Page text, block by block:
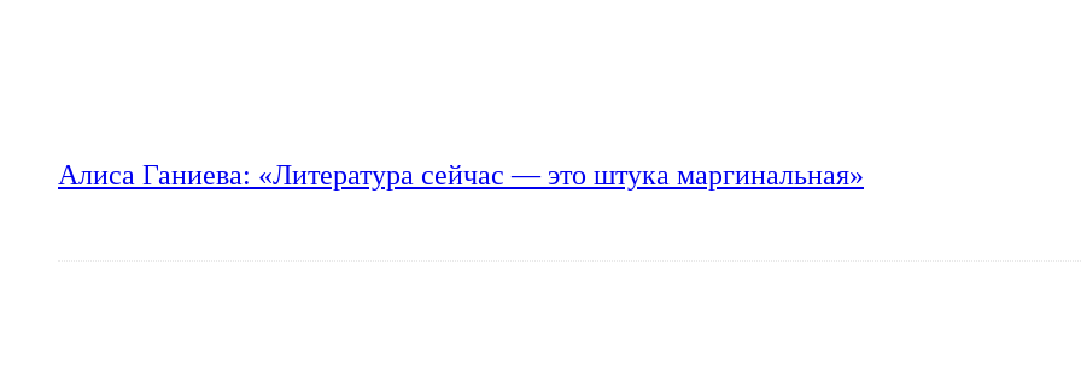
Алиса Ганиева: «Литература сейчас — это штука маргинальная»